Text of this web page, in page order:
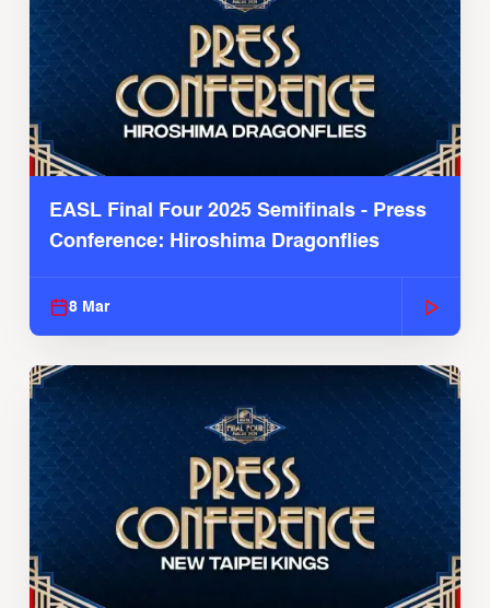
EASL Final Four 2025 Semifinals - Press
Conference: Hiroshima Dragonflies
8 Mar